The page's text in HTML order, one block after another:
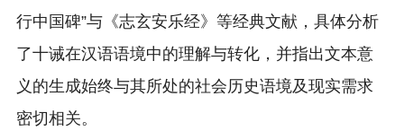
行中国碑”与《志玄安乐经》等经典文献，具体分析
了十诫在汉语语境中的理解与转化，并指出文本意
义的生成始终与其所处的社会历史语境及现实需求
密切相关。